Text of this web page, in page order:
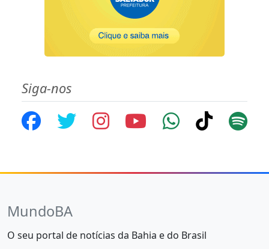
Siga-nos
MundoBA
O seu portal de notícias da Bahia e do Brasil